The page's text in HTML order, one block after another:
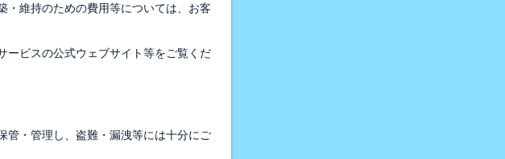
・維持のための費用等については、お客
ービスの公式ウェブサイト等をご覧くだ
管・管理し、盗難・漏洩等には十分にご